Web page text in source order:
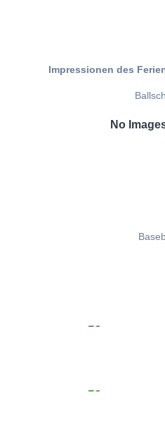
Impressionen des
No